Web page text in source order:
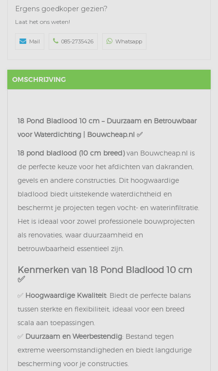
Ergens goedkoper gezien?
Laat het ons weten!
Mail 085-2735426 Whatsapp
OMSCHRIJVING
18 Pond Bladlood 10 cm – Duurzaam en Betrouwbaar
voor Waterdichting | Bouwcheap.nl ✅
18 pond bladlood (10 cm breed)van Bouwcheap.nl is
de perfecte keuze voor het afdichten van dakranden,
gevels en andere constructies. Dit hoogwaardige
bladlood biedt uitstekende waterdichtheid en
beschermt je projecten tegen vocht- en waterinfiltratie.
Het is ideaal voor zowel professionele bouwprojecten
als renovaties, waar duurzaamheid en
betrouwbaarheid essentieel zijn.
Kenmerken van 18 Pond Bladlood 10 cm
✅
✅ Hoogwaardige Kwaliteit: Biedt de perfecte balans
tussen sterkte en flexibiliteit, ideaal voor een breed
scala aan toepassingen.
✅ Duurzaam en Weerbestendig: Bestand tegen
extreme weersomstandigheden en biedt langdurige
bescherming voor je constructies.